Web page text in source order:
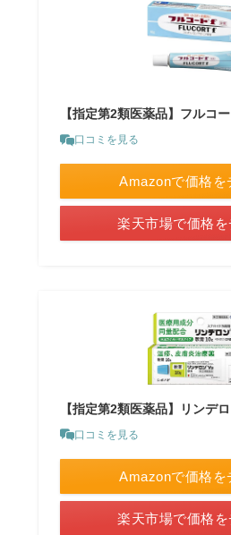
【指定第2類医薬品】フルコ
口コミを見る
Amazonで価格を
楽天市場で価格を
【指定第2類医薬品】リンデ
口コミを見る
Amazonで価格を
楽天市場で価格を